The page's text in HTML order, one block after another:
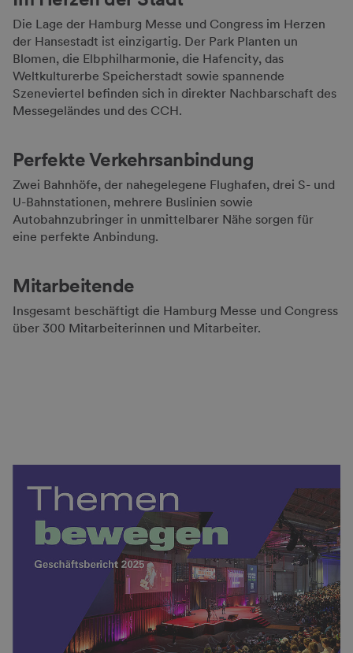
Die Lage der Hamburg Messe und Congress im Herzen
der Hansestadt ist einzigartig. Der Park Planten un
Blomen, die Elbphilharmonie, die Hafencity, das
Weltkulturerbe Speicherstadt sowie spannende
Szeneviertel befinden sich in direkter Nachbarschaft des
Messegeländes und des CCH.
Perfekte Verkehrsanbindung
Zwei Bahnhöfe, der nahegelegene Flughafen, drei S- und
U-Bahnstationen, mehrere Buslinien sowie
Autobahnzubringer in unmittelbarer Nähe sorgen für
eine perfekte Anbindung.
Mitarbeitende
Insgesamt beschäftigt die Hamburg Messe und Congress
über 300 Mitarbeiterinnen und Mitarbeiter.